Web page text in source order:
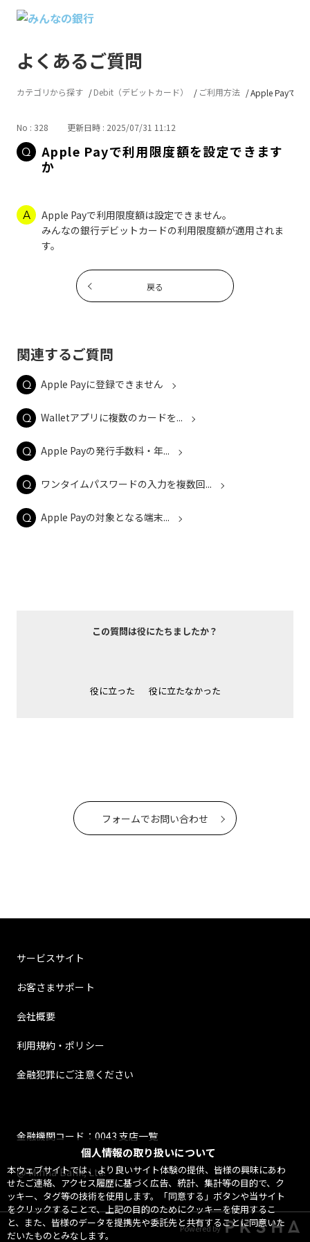
よくあるご質問
個人情報の取り扱いについて
本ウェブサイトでは、より良いサイト体験の提供、皆様の興味にあわ
せたご連絡、アクセス履歴に基づく広告、統計、集計等の目的で、ク
ッキー、タグ等の技術を使用します。「同意する」ボタンや当サイト
をクリックすることで、上記の目的のためにクッキーを使用するこ
と、また、皆様のデータを提携先や委託先と共有することに同意いた
だいたものとみなします。
カテゴリから探す Debit（デビットカード） ご利用方法 Apple Payで利
No : 328 更新日時 : 2025/07/31 11:12
Apple Payで利用限度額を設定できます
か
Apple Payで利用限度額は設定できません。
みんなの銀行デビットカードの利用限度額が適用されま
す。
戻る
関連するご質問
Apple Payに登録できません
Walletアプリに複数のカードを...
Apple Payの発行手数料・年...
ワンタイムパスワードの入力を複数回...
Apple Payの対象となる端末...
この質問は役にたちましたか？
役に立った 役に立たなかった
フォームでお問い合わせ
サービスサイト
お客さまサポート
会社概要
利用規約・ポリシー
金融犯罪にご注意ください
金融機関コード：0043 支店一覧
@ Minna Bank, Ltd.
Powered by